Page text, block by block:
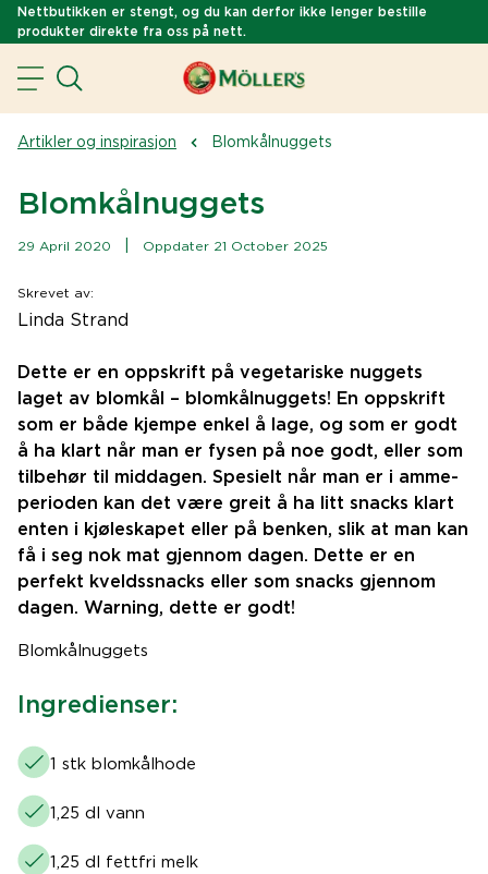
Nettbutikken er stengt, og du kan derfor ikke lenger bestille
produkter direkte fra oss på nett.
Artikler og inspirasjon Blomkålnuggets
Blomkålnuggets
29 April 2020 Oppdater 21 October 2025
Skrevet av:
Linda Strand
Dette er en oppskrift på vegetariske nuggets
laget av blomkål – blomkålnuggets! En oppskrift
som er både kjempe enkel å lage, og som er godt
å ha klart når man er fysen på noe godt, eller som
tilbehør til middagen. Spesielt når man er i amme-
perioden kan det være greit å ha litt snacks klart
enten i kjøleskapet eller på benken, slik at man kan
få i seg nok mat gjennom dagen. Dette er en
perfekt kveldssnacks eller som snacks gjennom
dagen. Warning, dette er godt!
Blomkålnuggets
Ingredienser:
1 stk blomkålhode
1,25 dl vann
1,25 dl fettfri melk